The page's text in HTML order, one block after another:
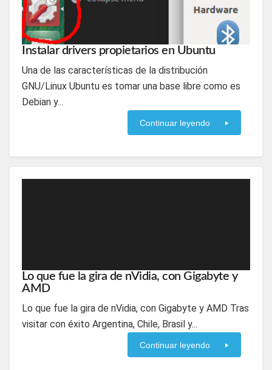
Instalar drivers propietarios en Ubuntu
Una de las características de la distribución
GNU/Linux Ubuntu es tomar una base libre como es
Debian y...
Continuar leyendo
Lo que fue la gira de nVidia, con Gigabyte y
AMD
Lo que fue la gira de nVidia, con Gigabyte y AMD Tras
visitar con éxito Argentina, Chile, Brasil y...
Continuar leyendo